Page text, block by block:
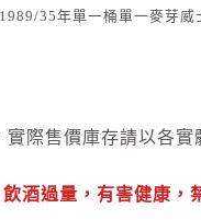
35年單一桶單一麥芽威
際售價庫存請以各實
酒過量，有害健康，